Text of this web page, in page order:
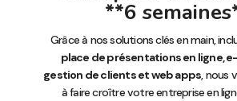
**6
Grâce à nos solutions clés en main,
place de présentations en ligne,
gestion de clients et web apps, nous
à faire croître votre entreprise en